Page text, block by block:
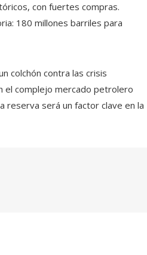
con fuertes compras.
180 millones barriles para
colchón contra las crisis
el complejo mercado petrolero
reserva será un factor clave en la